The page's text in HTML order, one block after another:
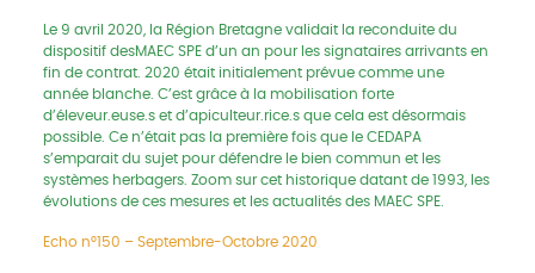
Le 9 avril 2020, la Région Bretagne validait la reconduite du
dispositif desMAEC SPE d’un an pour les signataires arrivants en
fin de contrat. 2020 était initialement prévue comme une
année blanche. C’est grâce à la mobilisation forte
d’éleveur.euse.s et d’apiculteur.rice.s que cela est désormais
possible. Ce n’était pas la première fois que le CEDAPA
s’emparait du sujet pour défendre le bien commun et les
systèmes herbagers. Zoom sur cet historique datant de 1993, les
évolutions de ces mesures et les actualités des MAEC SPE.
Echo n°150 – Septembre-Octobre 2020